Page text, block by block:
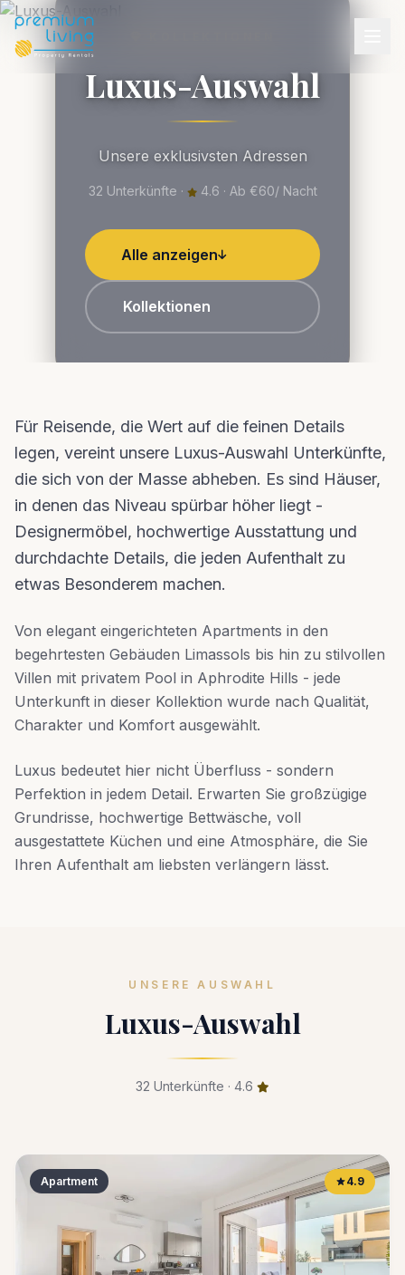
Luxus-Auswahl
Unsere exklusivsten Adressen
32 Unterkünfte · 4.6 · Ab €60/ Nacht
Alle anzeigen
Kollektionen
Für Reisende, die Wert auf die feinen Details
legen, vereint unsere Luxus-Auswahl Unterkünfte,
die sich von der Masse abheben. Es sind Häuser,
in denen das Niveau spürbar höher liegt -
Designermöbel, hochwertige Ausstattung und
durchdachte Details, die jeden Aufenthalt zu
etwas Besonderem machen.
Von elegant eingerichteten Apartments in den
begehrtesten Gebäuden Limassols bis hin zu stilvollen
Villen mit privatem Pool in Aphrodite Hills - jede
Unterkunft in dieser Kollektion wurde nach Qualität,
Charakter und Komfort ausgewählt.
Luxus bedeutet hier nicht Überfluss - sondern
Perfektion in jedem Detail. Erwarten Sie großzügige
Grundrisse, hochwertige Bettwäsche, voll
ausgestattete Küchen und eine Atmosphäre, die Sie
Ihren Aufenthalt am liebsten verlängern lässt.
UNSERE AUSWAHL
Luxus-Auswahl
32 Unterkünfte · 4.6
Apartment 4.9